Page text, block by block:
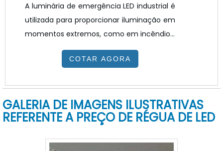
A luminária de emergência LED industrial é
utilizada para proporcionar iluminação em
momentos extremos, como em incêndios,
quedas da corrente elétrica. Em sua
maioria, elas são alimentadas através de
onde há a corrente elétrica e utilizadas
quando existir a necessidade do
acionamento das lâmpadas. Esse tipo de
estratégicos para mostrar rotas de fuga,
COTAR AGORA
GALERIA DE IMAGENS ILUSTRATIVAS
REFERENTE A PREÇO DE RÉGUA DE LED